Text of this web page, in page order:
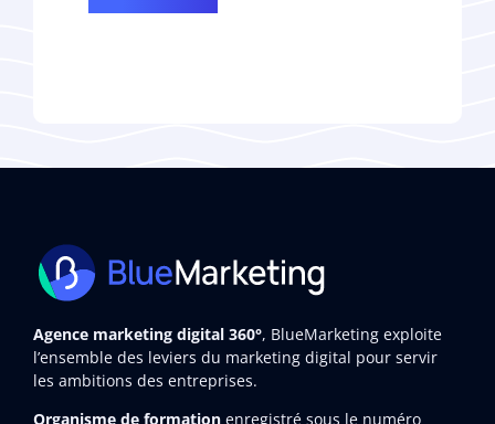
Agence marketing digital 360°, BlueMarketing exploite
l’ensemble des leviers du marketing digital pour servir
les ambitions des entreprises.
Organisme de formation enregistré sous le numéro